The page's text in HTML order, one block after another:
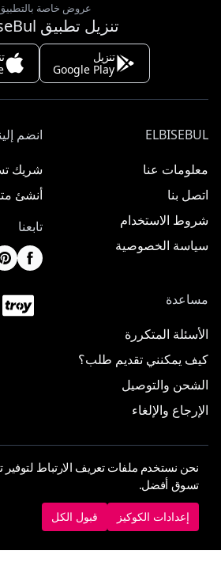
عروض خاصة
تنزيل تطبيق ElbiseBul
تنزيل
Google Play
ELBISEBUL
معلومات عنا
اتصل بنا
شروط الاستخدام
سياسة الخصوصية
انضم
شريك
أنشئ
تابعنا
مساعدة
الأسئلة المتكررة
كيف يمكنني تقديم طلب؟
الشحن والتوصيل
الإرجاع والإلغاء
إعدادات الكوكيز
نحن نستخدم ملفات تعريف الارتباط لتوفير
تسوق أفضل.
إعدادات الكوكيز قبول الكل